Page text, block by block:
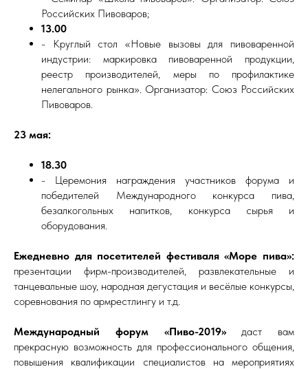
Российских Пивоваров;
13.00
- Круглый стол «Новые вызовы для пивоваренной
индустрии: маркировка пивоваренной продукции,
реестр производителей, меры по профилактике
нелегального рынка». Организатор: Союз Российских
Пивоваров.
23 мая:
18.30
- Церемония награждения участников форума и
победителей Международного конкурса пива,
безалкогольных напитков, конкурса сырья и
оборудования.
Ежедневно для посетителей фестиваля «Море пива»:
презентации фирм-производителей, развлекательные и
танцевальные шоу, народная дегустация и весёлые конкурсы,
соревнования по армрестлингу и т.д.
Международный форум «Пиво-2019»даст вам
прекрасную возможность для профессионального общения,
повышения квалификации специалистов на мероприятиях